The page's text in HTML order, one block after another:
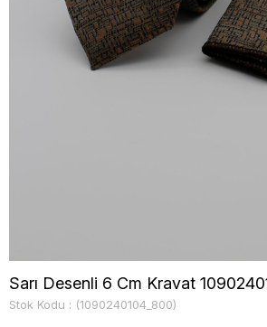
Sarı Desenli 6 Cm Kravat
Stok Kodu (1090240104_800)